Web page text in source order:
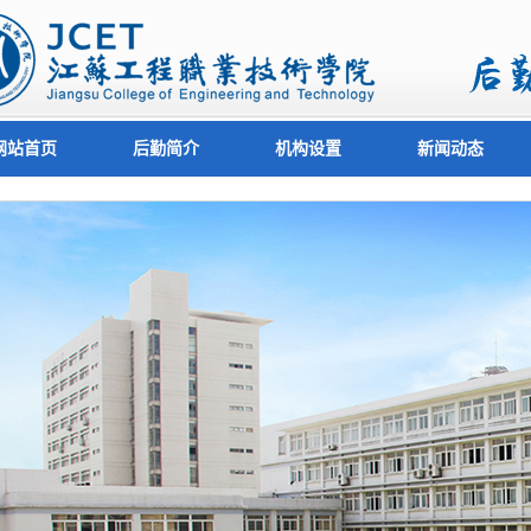
站首页 后勤简介 机构设置 新闻动态